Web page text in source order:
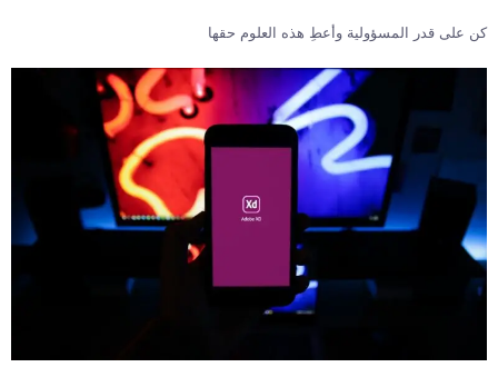
كن على قدر المسؤولية وأعطِ هذه العلوم حقها